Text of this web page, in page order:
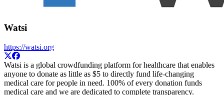
Watsi
https://watsi.org
Watsi is a global crowdfunding platform for healthcare that enables
anyone to donate as little as $5 to directly fund life-changing
medical care for people in need. 100% of every donation funds
medical care and we are dedicated to complete transparency.